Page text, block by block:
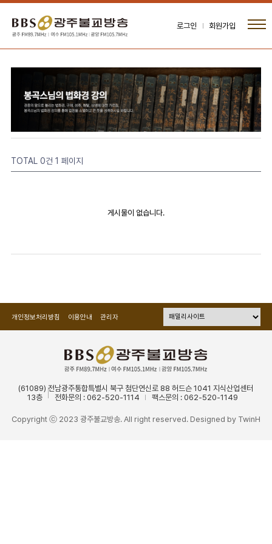
로그인 회원가입
TOTAL 0건 1 페이지
게시물이 없습니다.
개인정보처리방침 이용안내 관리자
(61089) 전남광주통합특별시 북구 첨단연신로 88 허드슨 1041 지식산업센터
13층
전화문의 : 062-520-1114 팩스문의 : 062-520-1149
Copyright ⓒ 2023 광주불교방송. All right reserved. Designed by TwinH